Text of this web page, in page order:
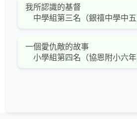
我所認識的基督
中學組第三名（銀禧中學中五
一個愛仇敵的故事
小學組第四名（協恩附小六年